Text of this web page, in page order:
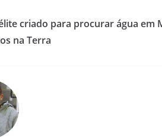
criado para procurar água em
na Terra